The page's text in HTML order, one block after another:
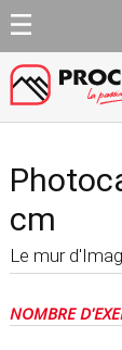
cm
Le mur
NOMBRE